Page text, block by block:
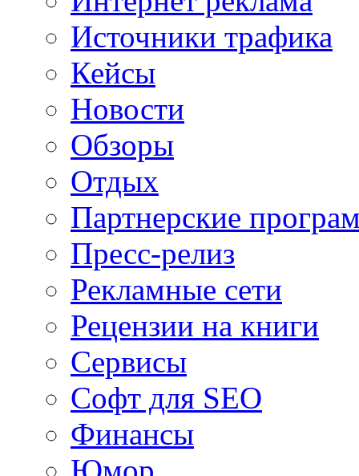
Источники трафика
Кейсы
Новости
Обзоры
Отдых
Партнерские
Пресс-релиз
Рекламные сети
Рецензии на книги
Сервисы
Софт для SEO
Финансы